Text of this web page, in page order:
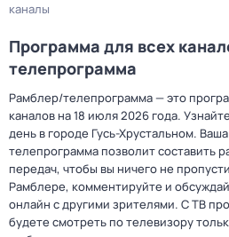
каналы
Программа для всех
телепрограмма
Рамблер/телепрограмма — это
каналов на 18 июля 2026 года.
день в городе Гусь-Хрустальном.
телепрограмма позволит составить
передач, чтобы вы ничего не
Рамблере, комментируйте и
онлайн с другими зрителями. С ТВ
будете смотреть по телевизору